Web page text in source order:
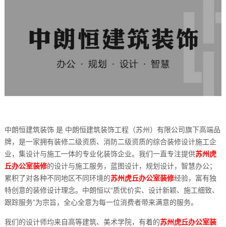
中朗恒建筑装饰 是 中朗恒建筑装饰工程（苏州）有限公司旗下高端品
牌，是一家拥有装修二级资质、消防二级资质的综合装修设计施工企
业，集设计与施工一体的专业化装饰企业。我们一直专注提供苏州虎
丘办公室装修的设计与施工服务，蓝图设计，规划设计，智慧办公；
累积了对各种不同地区不同环境的苏州虎丘办公室装修经验，富有独
特创意的装修设计理念。中朗恒以“质优价实、设计新颖、施工细致、
跟踪服务”为宗旨，全心全意为每一位消费者带来满意的服务。
我们的设计师均来自高等建筑、美术学院，有着的苏州虎丘办公室装